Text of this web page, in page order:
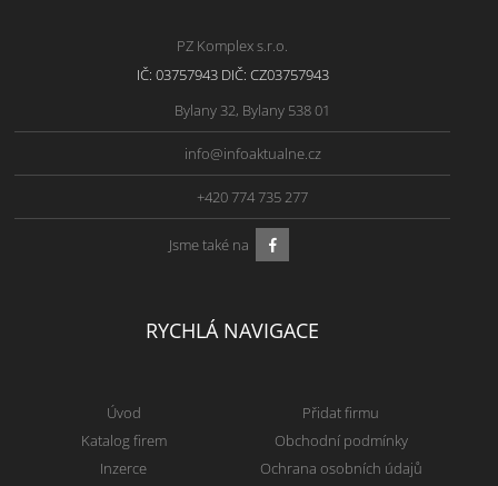
PZ Komplex s.r.o.
IČ: 03757943 DIČ: CZ03757943
Bylany 32, Bylany 538 01
info@infoaktualne.cz
+420 774 735 277
Jsme také na
RYCHLÁ NAVIGACE
Úvod
Katalog firem
Inzerce
Přidat firmu
Obchodní podmínky
Ochrana osobních údajů